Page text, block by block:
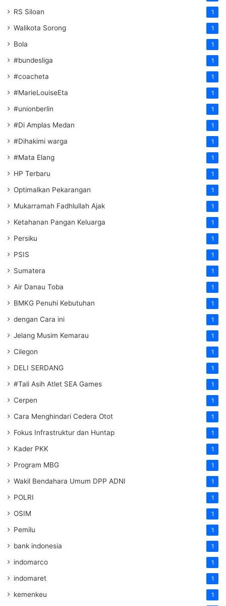
RS Siloan 1
Walikota Sorong 1
Bola 1
#bundesliga 1
#coacheta 1
#MarieLouiseEta 1
#unionberlin 1
#Di Amplas Medan 1
#Dihakimi warga 1
#Mata Elang 1
HP Terbaru 1
Optimalkan Pekarangan 1
Mukarramah Fadhlullah Ajak 1
Ketahanan Pangan Keluarga 1
Persiku 1
PSIS 1
Sumatera 1
Air Danau Toba 1
BMKG Penuhi Kebutuhan 1
dengan Cara ini 1
Jelang Musim Kemarau 1
Cilegon 1
DELI SERDANG 1
#Tali Asih Atlet SEA Games 1
Cerpen 1
Cara Menghindari Cedera Otot 1
Fokus Infrastruktur dan Huntap 1
Kader PKK 1
Program MBG 1
Wakil Bendahara Umum DPP ADNI 1
POLRI 1
OSIM 1
Pemilu 1
bank indonesia 1
indomarco 1
indomaret 1
kemenkeu 1